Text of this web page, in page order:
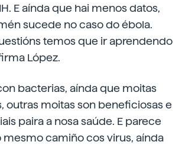
E aínda que hai menos datos,
sucede no caso do ébola.
temos que ir aprendendo
López.
bacterias, aínda que moitas
outras moitas son beneficiosas e
paira a nosa saúde. E parece
mesmo camiño cos virus, aínda